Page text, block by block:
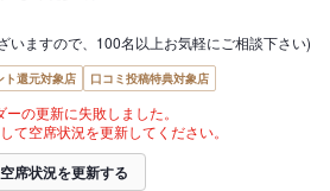
いますので、100名以上お気軽にご相談下さい)
ト還元対象店 口コミ投稿特典対象店
ーの更新に失敗しました。
て空席状況を更新してください。
空席状況を更新する